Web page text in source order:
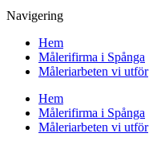
Navigering
Hem
Målerifirma i Spånga
Måleriarbeten vi utför
Hem
Målerifirma i Spånga
Måleriarbeten vi utför